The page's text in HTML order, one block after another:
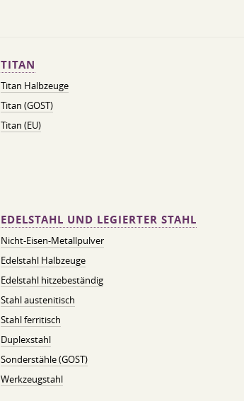
TITAN
Titan Halbzeuge
Titan (GOST)
Titan (EU)
EDELSTAHL UND LEGIERTER STAHL
Nicht-Eisen-Metallpulver
Edelstahl Halbzeuge
Edelstahl hitzebeständig
Stahl austenitisch
Stahl ferritisch
Duplexstahl
Sonderstähle (GOST)
Werkzeugstahl